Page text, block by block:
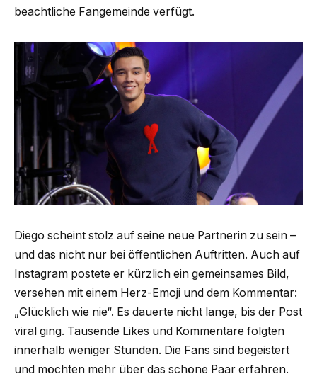
beachtliche Fangemeinde verfügt.
Diego scheint stolz auf seine neue Partnerin zu sein –
und das nicht nur bei öffentlichen Auftritten. Auch auf
Instagram postete er kürzlich ein gemeinsames Bild,
versehen mit einem Herz-Emoji und dem Kommentar:
„Glücklich wie nie“. Es dauerte nicht lange, bis der Post
viral ging. Tausende Likes und Kommentare folgten
innerhalb weniger Stunden. Die Fans sind begeistert
und möchten mehr über das schöne Paar erfahren.